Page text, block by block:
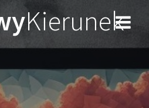
Przejdź
do
treściKierunek